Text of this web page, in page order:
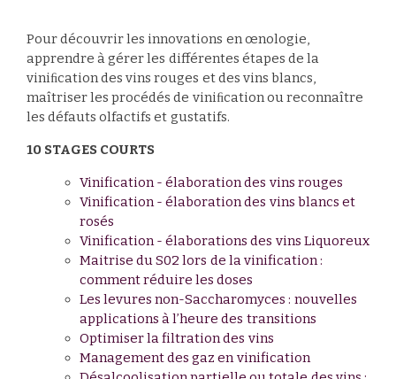
Pour découvrir les innovations en œnologie,
apprendre à gérer les différentes étapes de la
viniﬁcation des vins rouges et des vins blancs,
maîtriser les procédés de viniﬁcation ou reconnaître
les défauts olfactifs et gustatifs.
10 STAGES COURTS
Vinification - élaboration des vins rouges
Vinification - élaboration des vins blancs et
rosés
Vinification - élaborations des vins Liquoreux
Maitrise du S02 lors de la vinification :
comment réduire les doses
Les levures non-Saccharomyces : nouvelles
applications à l’heure des transitions
Optimiser la filtration des vins
Management des gaz en vinification